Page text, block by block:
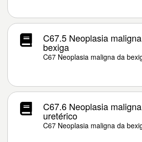
C67.5 Neoplasia
bexiga
C67 Neoplasia maligna da
C67.6 Neoplasia
uretérico
C67 Neoplasia maligna da